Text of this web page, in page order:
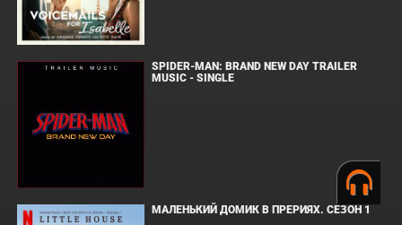
SPIDER-MAN: BRAND NEW DAY TRAILER
MUSIC - SINGLE
МАЛЕНЬКИЙ ДОМИК В ПРЕРИЯХ. СЕЗОН 1